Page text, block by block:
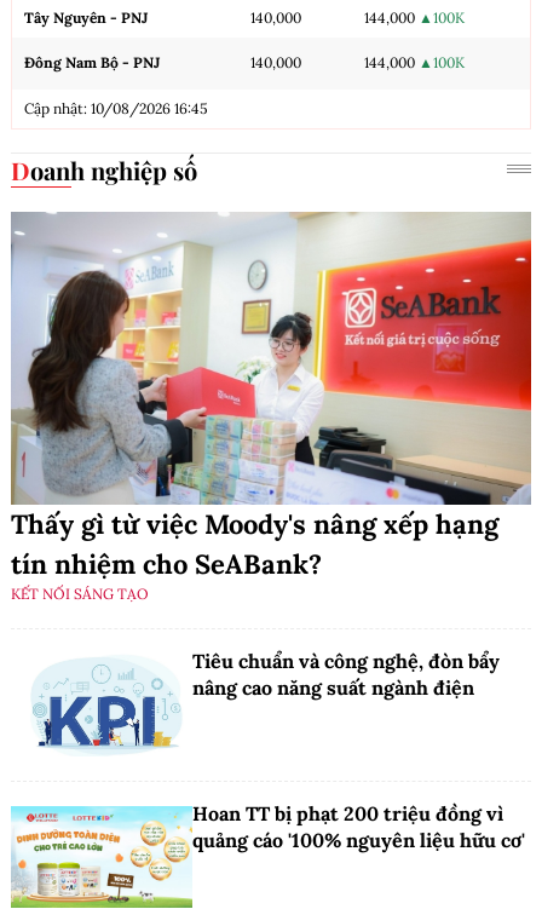
Tây Nguyên - PNJ 140,000 144,000 ▲100K
Đông Nam Bộ - PNJ 140,000 144,000 ▲100K
Cập nhật: 10/08/2026 16:45
Doanh nghiệp số
Thấy gì từ việc Moody's nâng xếp hạng
tín nhiệm cho SeABank?
KẾT NỐI SÁNG TẠO
Tiêu chuẩn và công nghệ, đòn bẩy
nâng cao năng suất ngành điện
Hoan TT bị phạt 200 triệu đồng vì
quảng cáo '100% nguyên liệu hữu cơ'